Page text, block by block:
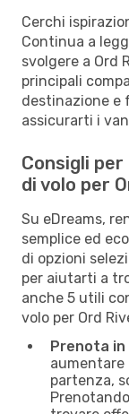
Cerchi
Continua a
svolgere a Ord
principali
destinazione e
assicurarti i
Consigli
di volo per
Su eDreams,
semplice ed
di opzioni
per aiutarti a
anche 5 utili
volo per Ord
Prenota
aumentare
partenza,